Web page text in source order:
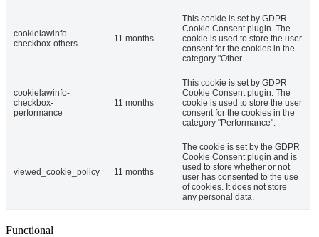
cookielawinfo-
checkbox-others
11 months
This cookie is set by GDPR
Cookie Consent plugin. The
cookie is used to store the user
consent for the cookies in the
category "Other.
cookielawinfo-
checkbox-
performance
11 months
This cookie is set by GDPR
Cookie Consent plugin. The
cookie is used to store the user
consent for the cookies in the
category "Performance".
viewed_cookie_policy 11 months
The cookie is set by the GDPR
Cookie Consent plugin and is
used to store whether or not
user has consented to the use
of cookies. It does not store
any personal data.
Functional